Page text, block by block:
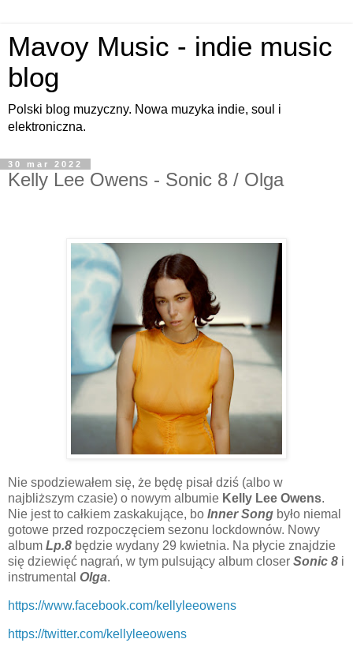
Mavoy Music - indie music
blog
Polski blog muzyczny. Nowa muzyka indie, soul i
elektroniczna.
30 mar 2022
Kelly Lee Owens - Sonic 8 / Olga
Nie spodziewałem się, że będę pisał dziś (albo w
najbliższym czasie) o nowym albumie Kelly Lee Owens.
Nie jest to całkiem zaskakujące, bo Inner Song było niemal
gotowe przed rozpoczęciem sezonu lockdownów. Nowy
album Lp.8 będzie wydany 29 kwietnia. Na płycie znajdzie
się dziewięć nagrań, w tym pulsujący album closer Sonic 8 i
instrumental Olga.
https://www.facebook.com/kellyleeowens
https://twitter.com/kellyleeowens